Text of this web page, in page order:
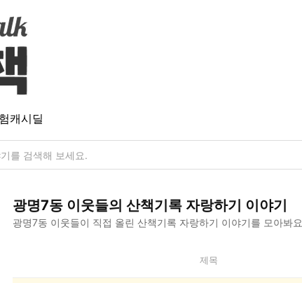
캐시딜
광명7동 이웃들의 산책기록 자랑하기 이야기
광명7동 이웃들이 직접 올린 산책기록 자랑하기 이야기를 모아봐요
7
제목